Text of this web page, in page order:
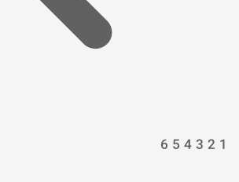
1
2
3
4
5
6